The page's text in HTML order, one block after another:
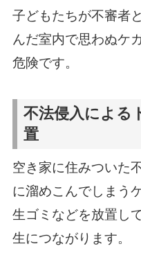
子どもたちが不審者
んだ室内で思わぬケ
危険です。
不法侵入による
置
空き家に住みついた
に溜めこんでしまう
生ゴミなどを放置し
生につながります。